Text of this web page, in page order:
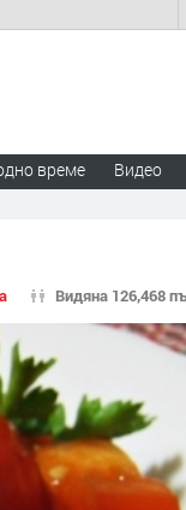
време Видео
Видяна 126,468